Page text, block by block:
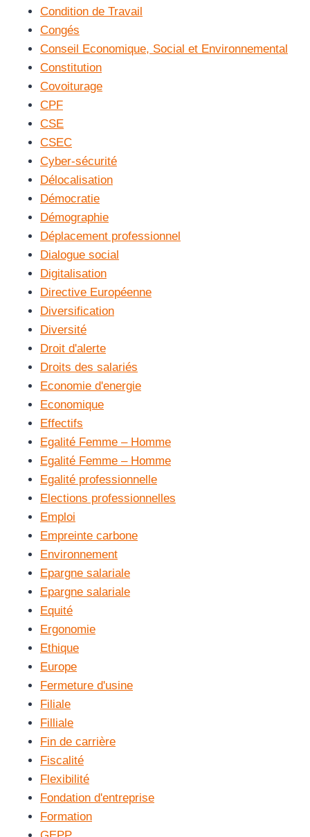
Condition de Travail
Congés
Conseil Economique, Social et Environnemental
Constitution
Covoiturage
CPF
CSE
CSEC
Cyber-sécurité
Délocalisation
Démocratie
Démographie
Déplacement professionnel
Dialogue social
Digitalisation
Directive Européenne
Diversification
Diversité
Droit d'alerte
Droits des salariés
Economie d'energie
Economique
Effectifs
Egalité Femme – Homme
Egalité Femme – Homme
Egalité professionnelle
Elections professionnelles
Emploi
Empreinte carbone
Environnement
Epargne salariale
Epargne salariale
Equité
Ergonomie
Ethique
Europe
Fermeture d'usine
Filiale
Filliale
Fin de carrière
Fiscalité
Flexibilité
Fondation d'entreprise
Formation